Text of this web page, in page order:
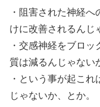
・阻害された神経
けに改善されるんじ
・交感神経をブロ
質は減るんじゃない
・という事が起こ
じゃないか、とか。